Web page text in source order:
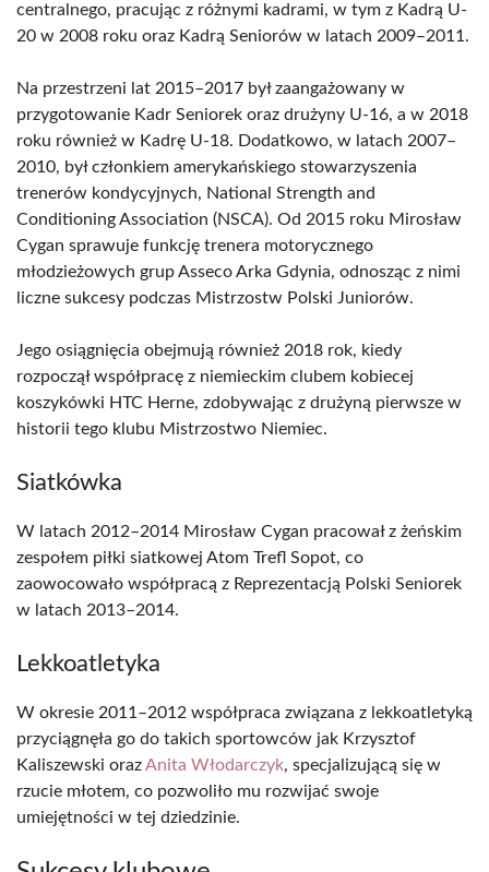
centralnego, pracując z różnymi kadrami, w tym z Kadrą U-
20 w 2008 roku oraz Kadrą Seniorów w latach 2009–2011.
Na przestrzeni lat 2015–2017 był zaangażowany w
przygotowanie Kadr Seniorek oraz drużyny U-16, a w 2018
roku również w Kadrę U-18. Dodatkowo, w latach 2007–
2010, był członkiem amerykańskiego stowarzyszenia
trenerów kondycyjnych, National Strength and
Conditioning Association (NSCA). Od 2015 roku Mirosław
Cygan sprawuje funkcję trenera motorycznego
młodzieżowych grup Asseco Arka Gdynia, odnosząc z nimi
liczne sukcesy podczas Mistrzostw Polski Juniorów.
Jego osiągnięcia obejmują również 2018 rok, kiedy
rozpoczął współpracę z niemieckim clubem kobiecej
koszykówki HTC Herne, zdobywając z drużyną pierwsze w
historii tego klubu Mistrzostwo Niemiec.
Siatkówka
W latach 2012–2014 Mirosław Cygan pracował z żeńskim
zespołem piłki siatkowej Atom Trefl Sopot, co
zaowocowało współpracą z Reprezentacją Polski Seniorek
w latach 2013–2014.
Lekkoatletyka
W okresie 2011–2012 współpraca związana z lekkoatletyką
przyciągnęła go do takich sportowców jak Krzysztof
Kaliszewski orazAnita Włodarczyk, specjalizującą się w
rzucie młotem, co pozwoliło mu rozwijać swoje
umiejętności w tej dziedzinie.